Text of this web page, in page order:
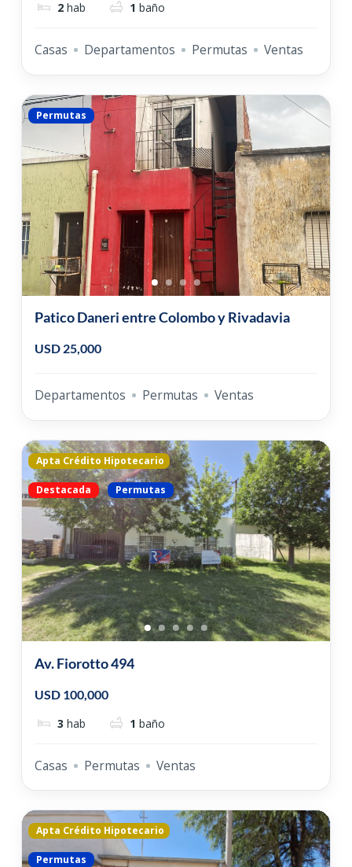
2 hab 1 baño
Casas Departamentos Permutas Ventas
Permutas
Patico Daneri entre Colombo y Rivadavia
USD 25,000
Departamentos Permutas Ventas
Apta Crédito Hipotecario
Destacada Permutas
Av. Fiorotto 494
USD 100,000
3 hab 1 baño
Casas Permutas Ventas
Apta Crédito Hipotecario
Permutas